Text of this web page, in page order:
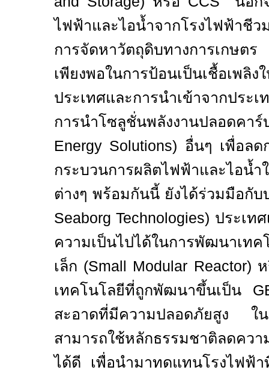
ไฟฟ้าและไอน้ำจากโรงไฟฟ้าชี
การจัดหาวัตถุดิบทางการเกษ
เพียงพอในการป้อนเป็นเชื้อเพ
ประเทศและการนำเข้าจากปร
การนำโซลูชั่นพลังงานปลอดคา
Energy Solutions) อื่นๆ เพื่อลด
กระบวนการผลิตไฟฟ้าและไอน้ำ
ต่างๆ พร้อมกันนี้ ยังได้ร่วมมือกั
Seaborg Technologies) ประเท
ความเป็นไปได้ในการพัฒนาเท
เล็ก (Small Modular Reactor)
เทคโนโลยีที่ถูกพัฒนาขึ้นเป็น
สะอาดที่มีความปลอดภัยสูง ใน
สามารถใช้หลักธรรมชาติลดควา
ได้ดี เพื่อนำมาทดแทนโรงไฟฟ้า